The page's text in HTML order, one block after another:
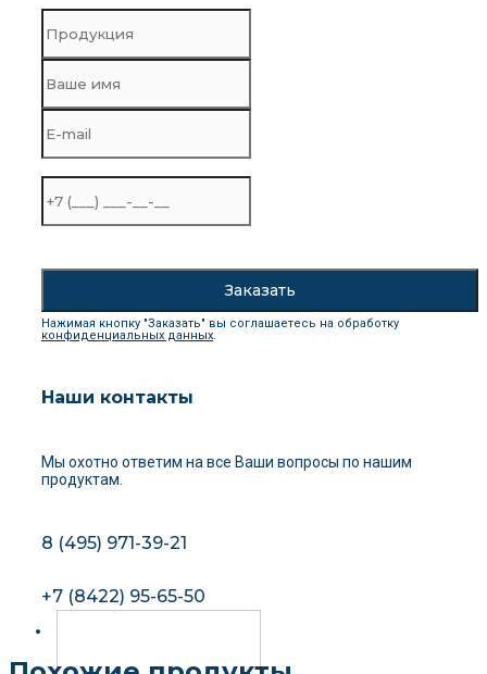
Нажимая кнопку "Заказать" вы соглашаетесь на обработку
конфиденциальных данных.
Наши контакты
Мы охотно ответим на все Ваши вопросы по нашим
продуктам.
8 (495) 971-39-21
+7 (8422) 95-65-50